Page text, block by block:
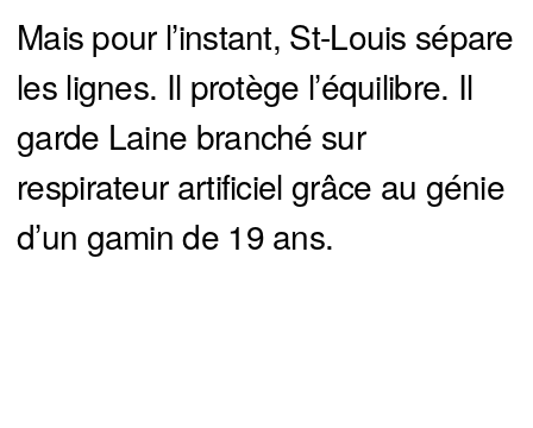
Mais pour l’instant, St-Louis sépare
les lignes. Il protège l’équilibre. Il
garde Laine branché sur
respirateur artificiel grâce au génie
d’un gamin de 19 ans.